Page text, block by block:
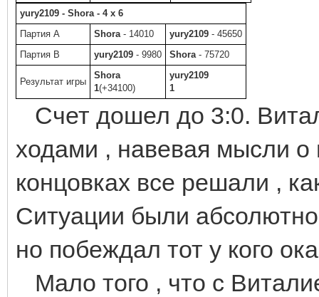
yury2109 - Shora - 4 x 6
Партия A
Shora - 14010 yury2109 - 45650
Партия B
yury2109 - 9980 Shora - 75720
Результат игры
Shora
1(+34100)
yury2109
1
Счет дошел до 3:0.
ходами , навевая мысли о
концовках все решали ,
Ситуации были
но побеждал тот у кого
Мало того , что с